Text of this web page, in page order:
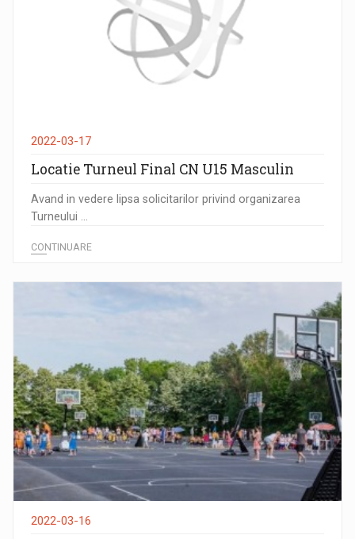
2022-03-17
Locatie Turneul Final CN U15 Masculin
Avand in vedere lipsa solicitarilor privind organizarea
Turneului ...
CONTINUARE
2022-03-16